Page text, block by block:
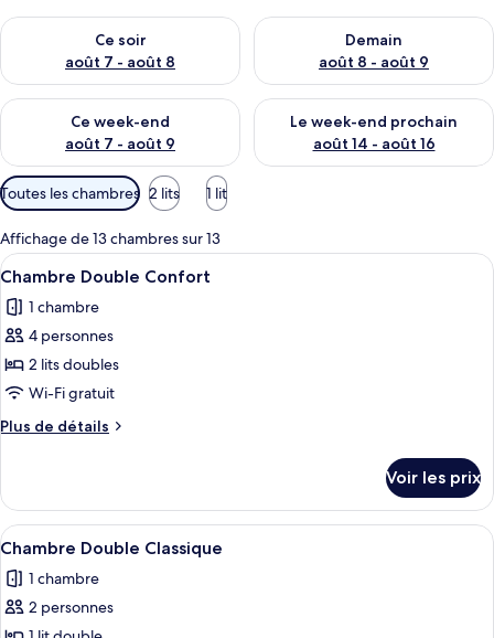
Ce soir
août 7 - août 8
Vérifier la disponibilité pour ce soir août 7 - août 8
Demain
août 8 - août 9
Vérifier la disponibilité pour
Ce week-end
août 7 - août 9
Vérifier la disponibilité pour ce week-end août 7 - août 9
Le week-end prochain
août 14 - août 16
Vérifier la disponibilité pour
Filtres
disponibles
pour
les
chambres
Toutes les chambres 2 lits 1 lit
Affichage de 13 chambres sur 13
Afficher
toutes
les
photos
pour
ce
type
de
Chambre
Double
Confort
Une chambre d’hôtel moderne
5
Chambre Double Confort
1 chambre
4 personnes
2 lits doubles
Wi-Fi gratuit
Plus de détails
Plus
le
type
de
Chambre
Double
Voir les prix
Afficher
toutes
les
photos
Une chambre d’hôtel avec un lit, un
4
Chambre Double Classique
1 chambre
2 personnes